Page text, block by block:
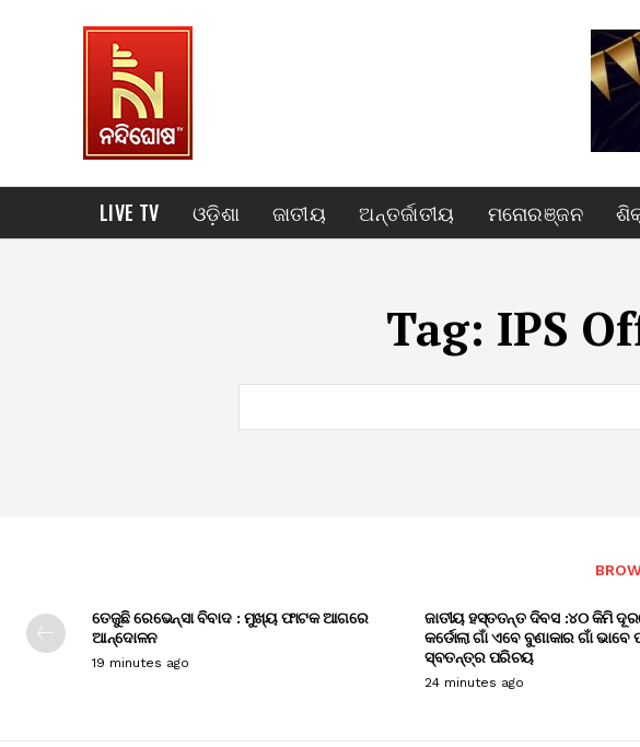
LIVE TV ଓଡ଼ିଶା ଜାତୀୟ ଅନ୍ତର୍ଜାତୀୟ ମନୋରଞ୍ଜନ
Tag: IPS
ତେଜୁଛି ରେଭେନ୍ସା ବିବାଦ : ମୁଖ୍ୟ ଫାଟକ ଆଗରେ
ଆନ୍ଦୋଳନ
19 minutes ago
ଜାତୀୟ ହସ୍ତତନ୍ତ ଦିବସ :୪୦ କିମି
କର୍ଡୋଲା ଗାଁ ଏବେ ବୁଣାକାର ଗାଁ ଭାବେ
ସ୍ବତନ୍ତ୍ର ପରିଚୟ
24 minutes ago